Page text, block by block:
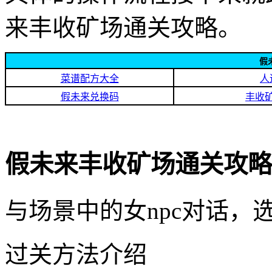
来丰收矿场通关攻略。
假
菜谱配方大全
人
假未来兑换码
丰收
假未来丰收矿场通关攻
与场景中的女npc对话，
过关方法介绍